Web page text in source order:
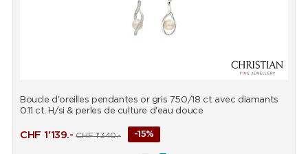
Boucle d'oreilles pendantes or gris 750/18 ct avec diamants
0.11 ct. H/si & perles de culture d'eau douce
CHF 1'139.- CHF1'340.- -15%